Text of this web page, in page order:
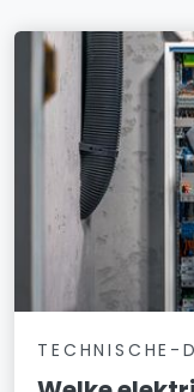
TECHNISCHE-